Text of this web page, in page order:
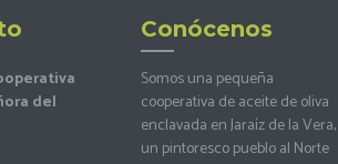
del
Conócenos
Somos una pequeña
cooperativa de aceite de oliva
enclavada en Jaraíz de la Vera,
un pintoresco pueblo al Norte